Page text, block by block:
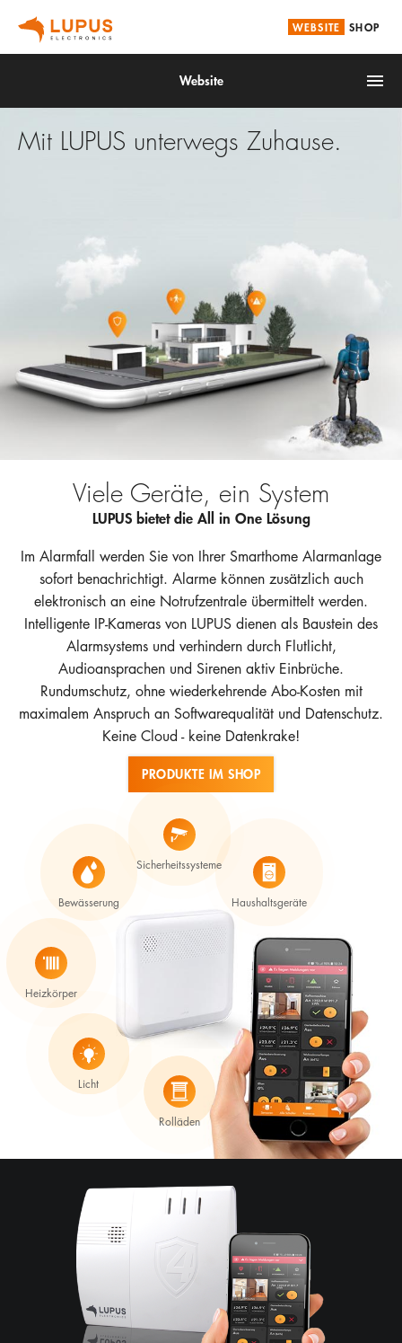
WEBSITE SHOP
Website
Alarmanlagen
Videoüberwachung
Service
Unternehmen
E-Mail
DEUTSCH
Mit LUPUS unterwegs Zuhause.
Viele Geräte, ein System
LUPUS bietet die All in One Lösung
Im Alarmfall werden Sie von Ihrer Smarthome Alarmanlage
sofort benachrichtigt. Alarme können zusätzlich auch
elektronisch an eine Notrufzentrale übermittelt werden.
Intelligente IP-Kameras von LUPUS dienen als Baustein des
Alarmsystems und verhindern durch Flutlicht,
Audioansprachen und Sirenen aktiv Einbrüche.
Rundumschutz, ohne wiederkehrende Abo-Kosten mit
maximalem Anspruch an Softwarequalität und Datenschutz.
Keine Cloud - keine Datenkrake!
PRODUKTE IM SHOP
Haushaltsgeräte
Sicherheitssysteme
Bewässerung
Heizkörper
Licht
Rolläden